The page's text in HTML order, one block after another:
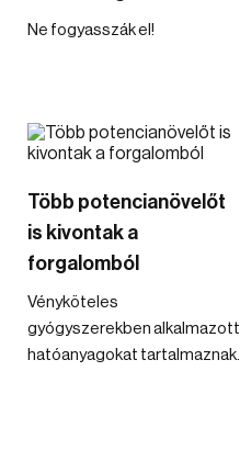
Ne fogyasszák el!
Több potencianövelőt
is kivontak a
forgalomból
Vényköteles
gyógyszerekben alkalmazott
hatóanyagokat tartalmaznak.